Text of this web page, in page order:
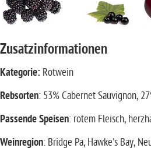
Zusatzinformationen
Kategorie: Rotwein
Rebsorten: 53% Cabernet Sauvignon,
Passende Speisen: rotem Fleisch,
Weinregion: Bridge Pa, Hawke's Bay,